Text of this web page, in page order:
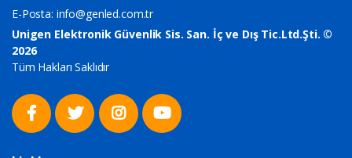
E-Posta: info@genled.com.tr
Unigen Elektronik Güvenlik Sis. San. İç ve Dış Tic.Ltd.Şti. ©
2026
Tüm Hakları Saklıdır